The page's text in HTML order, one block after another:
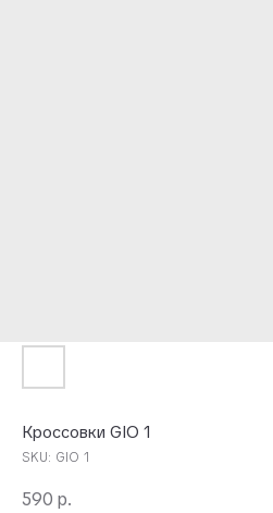
Кроссовки GIO 1
SKU: GIO 1
590 р.